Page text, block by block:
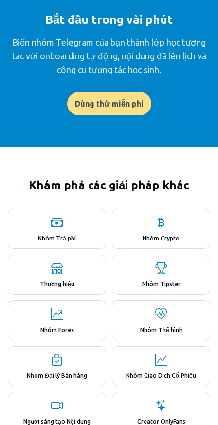
Bắt đầu trong vài phút
Biến nhóm Telegram của bạn thành lớp học tương
tác với onboarding tự động, nội dung đã lên lịch và
công cụ tương tác học sinh.
Dùng thử miễn phí
Khám phá các giải pháp khác
Nhóm Trả phí Nhóm Crypto
Thương hiệu Nhóm Tipster
Nhóm Forex Nhóm Thể hình
Nhóm Đại lý Bán hàng Nhóm Giao Dịch Cổ Phiếu
Người sáng tạo Nội dung Creator OnlyFans